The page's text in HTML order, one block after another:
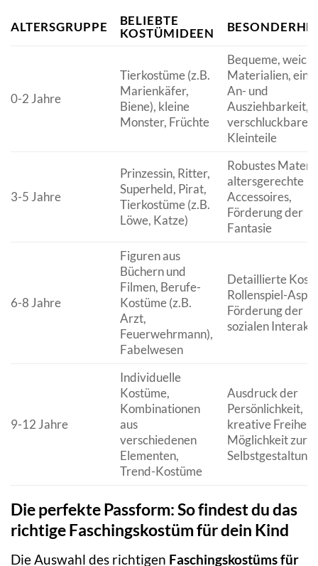
ALTERSGRUPPE
BELIEBTE
KOSTÜMIDEEN
0-2 Jahre
Tierkostüme (z.B.
Marienkäfer,
Biene), kleine
Monster, Früchte
Bequeme,
Materialien,
An- und
Ausziehbarkeit,
verschluckbaren
Kleinteile
3-5 Jahre
Prinzessin, Ritter,
Superheld, Pirat,
Tierkostüme (z.B.
Löwe, Katze)
Robustes
altersgerechte
Accessoires,
Förderung der
Fantasie
6-8 Jahre
Figuren aus
Büchern und
Filmen, Berufe-
Kostüme (z.B.
Arzt,
Feuerwehrmann),
Fabelwesen
Detaillierte
Rollenspiel-
Förderung der
sozialen
9-12 Jahre
Individuelle
Kostüme,
Kombinationen
aus
verschiedenen
Elementen,
Trend-Kostüme
Ausdruck der
Persönlichkeit,
kreative Freiheit,
Möglichkeit zur
Selbstgestaltung
Die perfekte Passform: So findest du das
richtige Faschingskostüm für dein Kind
Die Auswahl des richtigen Faschingskostüms für